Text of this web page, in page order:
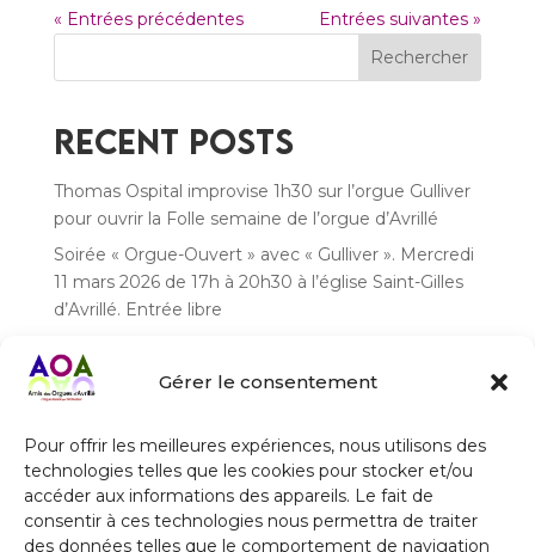
Gérer le consentement
Pour offrir les meilleures expériences, nous utilisons des
technologies telles que les cookies pour stocker et/ou
accéder aux informations des appareils. Le fait de
consentir à ces technologies nous permettra de traiter
des données telles que le comportement de navigation
« Entrées précédentes
Entrées suivantes »
Rechercher
Recent Posts
Thomas Ospital improvise 1h30 sur l’orgue Gulliver
pour ouvrir la Folle semaine de l’orgue d’Avrillé
Soirée « Orgue-Ouvert » avec « Gulliver ». Mercredi
11 mars 2026 de 17h à 20h30 à l’église Saint-Gilles
d’Avrillé. Entrée libre
l’orgue « Gulliver » à l’église Saint-Gilles d’Avrillé le
jeudi 12 mars 2026 à 20h30
Concert orgue et orchestre à l’église Saint-Gilles
d’avrillé le samedi 14 mars 2026 à 20h30. Jean-Jo
Roux à la direction et Régis Prud’homme à l’orgue
« Gulliver »